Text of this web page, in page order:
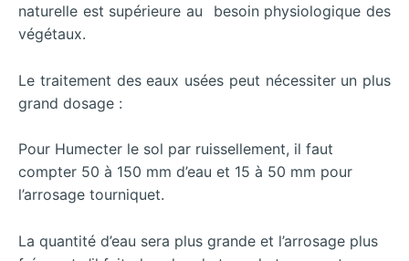
naturelle est supérieure au besoin physiologique des
végétaux.
Le traitement des eaux usées peut nécessiter un plus
grand dosage :
Pour Humecter le sol par ruissellement, il faut
compter 50 à 150 mm d’eau et 15 à 50 mm pour
l’arrosage tourniquet.
La quantité d’eau sera plus grande et l’arrosage plus